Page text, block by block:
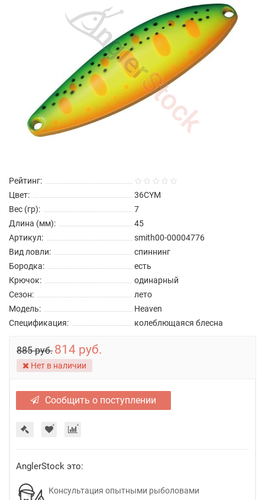
Рейтинг:
Цвет:
36CYM
Вес (гр):
7
Длина (мм):
45
Артикул:
smith00-00004776
Вид ловли:
спиннинг
Бородка:
есть
Крючок:
одинарный
Сезон:
лето
Модель:
Heaven
Спецификация:
колеблющаяся блесна
885 руб. 814 руб.
Нет в наличии
Сообщить о поступлении
AnglerStock это:
Консультация опытными рыболовами